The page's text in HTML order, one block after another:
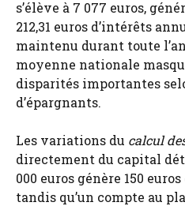
s’élève à 7 077 euros,
212,31 euros d’intérêts
maintenu durant toute
moyenne nationale
disparités importantes
d’épargnants.
Les variations du calcul
directement du capital
000 euros génère 150
tandis qu’un compte au